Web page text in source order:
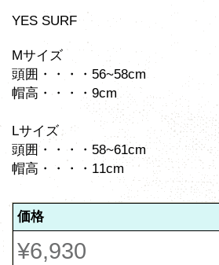
YES SURF
Mサイズ
頭囲・・・・56~58cm
帽高・・・・9cm
Lサイズ
頭囲・・・・58~61cm
帽高・・・・11cm
価格
¥6,930